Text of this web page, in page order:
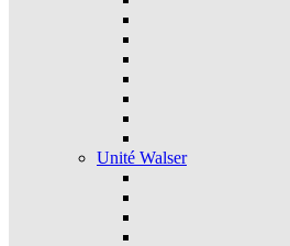
Unité Walser